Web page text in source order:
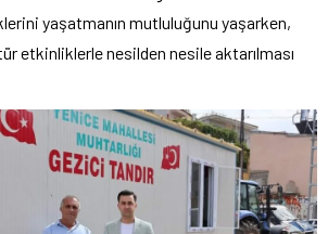
yaşatmanın mutluluğunu yaşarken,
etkinliklerle nesilden nesile aktarılması